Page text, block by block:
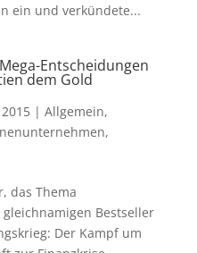
ein und verkündete...
Entscheidungen
dem Gold
| Allgemein,
,
das Thema
Bestseller
Der Kampf um